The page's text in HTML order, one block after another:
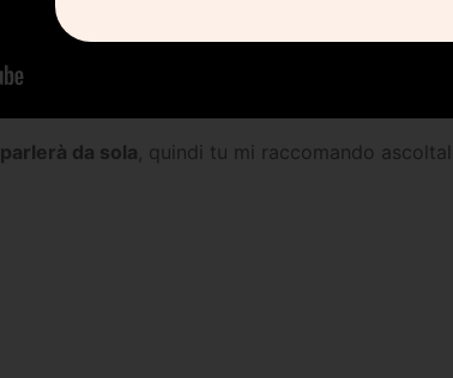
parlerà da sola, quindi tu mi raccomando